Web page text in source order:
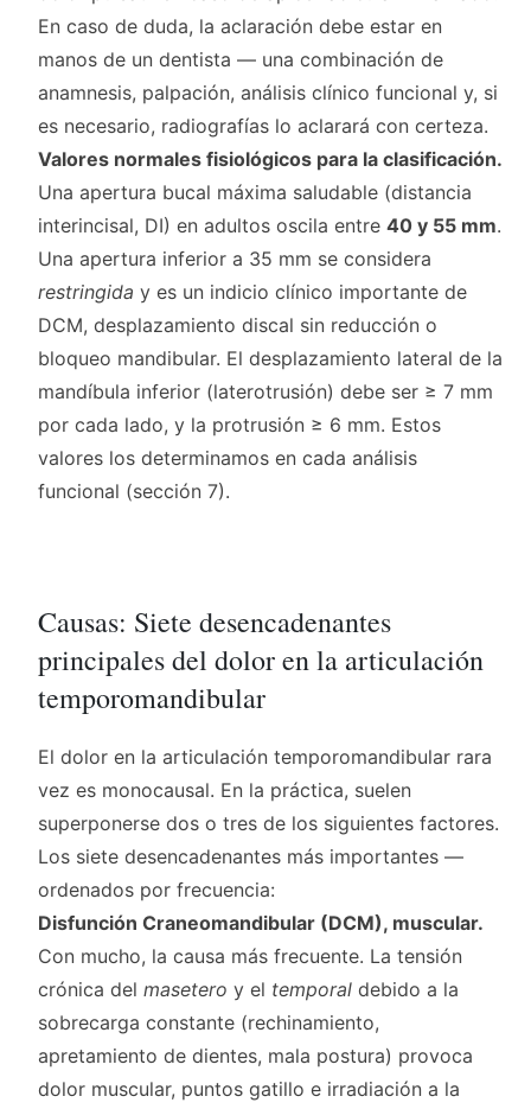
En caso de duda, la aclaración debe estar en
manos de un dentista — una combinación de
anamnesis, palpación, análisis clínico funcional y, si
es necesario, radiografías lo aclarará con certeza.
Valores normales fisiológicos para la clasificación.
Una apertura bucal máxima saludable (distancia
interincisal, DI) en adultos oscila entre 40 y 55 mm.
Una apertura inferior a 35 mm se considera
restringida y es un indicio clínico importante de
DCM, desplazamiento discal sin reducción o
bloqueo mandibular. El desplazamiento lateral de la
mandíbula inferior (laterotrusión) debe ser ≥ 7 mm
por cada lado, y la protrusión ≥ 6 mm. Estos
valores los determinamos en cada análisis
funcional (sección 7).
Causas: Siete desencadenantes
principales del dolor en la articulación
temporomandibular
El dolor en la articulación temporomandibular rara
vez es monocausal. En la práctica, suelen
superponerse dos o tres de los siguientes factores.
Los siete desencadenantes más importantes —
ordenados por frecuencia:
Disfunción Craneomandibular (DCM), muscular.
Con mucho, la causa más frecuente. La tensión
crónica del masetero y el temporal debido a la
sobrecarga constante (rechinamiento,
apretamiento de dientes, mala postura) provoca
dolor muscular, puntos gatillo e irradiación a la